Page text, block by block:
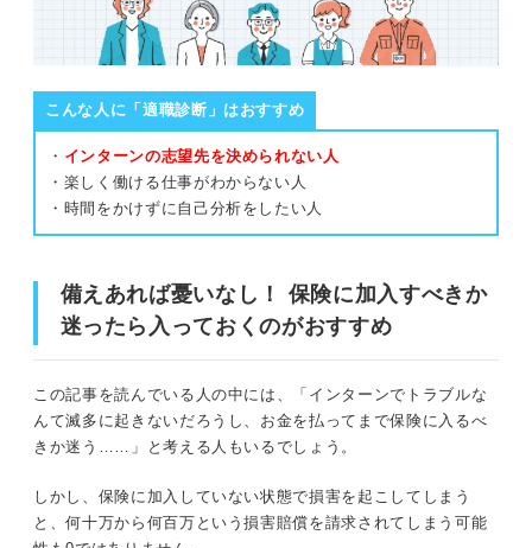
こんな人に「適職診断」はおすすめ
・ インターンの志望先を決められない人
・楽しく働ける仕事がわからない人
・時間をかけずに自己分析をしたい人
備えあれば憂いなし！ 保険に加入すべきか
迷ったら入っておくのがおすすめ
この記事を読んでいる人の中には、「インターンでトラブルな
んて滅多に起きないだろうし、お金を払ってまで保険に入るべ
きか迷う……」と考える人もいるでしょう。
しかし、保険に加入していない状態で損害を起こしてしまう
と、何十万から何百万という損害賠償を請求されてしまう可能